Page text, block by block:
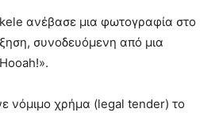
ανέβασε μια φωτογραφία στο
συνοδευόμενη από μια
νόμιμο χρήμα (legal tender) το